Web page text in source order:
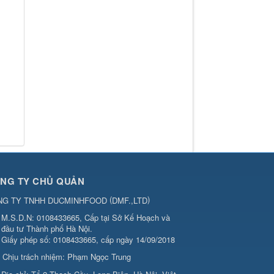
TY CHỦ QUẢN
TY TNHH DUCMINHFOOD (DMF.,LTD)
M.S.D.N: 0108433665, Cấp tại Sở Kế Hoạch và
đầu tư Thành phố Hà Nội.
Giấy phép số: 0108433665, cấp ngày 14/09/2018
Chịu trách nhiệm: Phạm Ngọc Trung